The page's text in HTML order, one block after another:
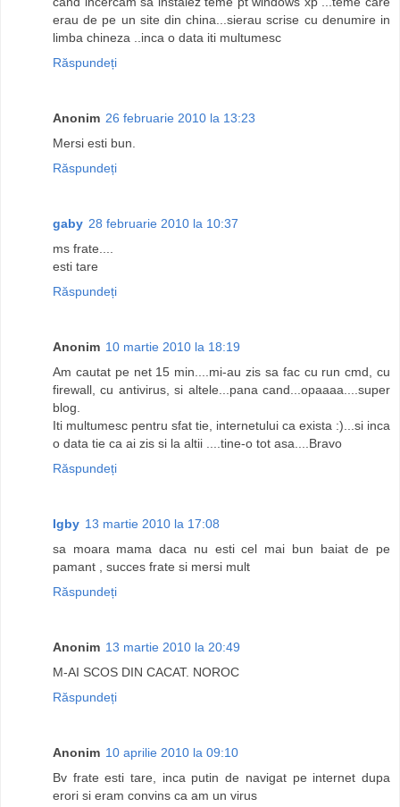
erau de pe un site din china...sierau scrise cu denumire in
limba chineza ..inca o data iti multumesc
Răspundeți
Anonim 26 februarie 2010 la 13:23
Mersi esti bun.
Răspundeți
gaby 28 februarie 2010 la 10:37
ms frate....
esti tare
Răspundeți
Anonim 10 martie 2010 la 18:19
Am cautat pe net 15 min....mi-au zis sa fac cu run cmd, cu
firewall, cu antivirus, si altele...pana cand...opaaaa....super
blog.
Iti multumesc pentru sfat tie, internetului ca exista :)...si inca
o data tie ca ai zis si la altii ....tine-o tot asa....Bravo
Răspundeți
Igby 13 martie 2010 la 17:08
sa moara mama daca nu esti cel mai bun baiat de pe
pamant , succes frate si mersi mult
Răspundeți
Anonim 13 martie 2010 la 20:49
M-AI SCOS DIN CACAT. NOROC
Răspundeți
Anonim 10 aprilie 2010 la 09:10
Bv frate esti tare, inca putin de navigat pe internet dupa
erori si eram convins ca am un virus